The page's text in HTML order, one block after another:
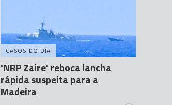
CASOS DO DIA
'NRP Zaire' reboca lancha
rápida suspeita para a
Madeira